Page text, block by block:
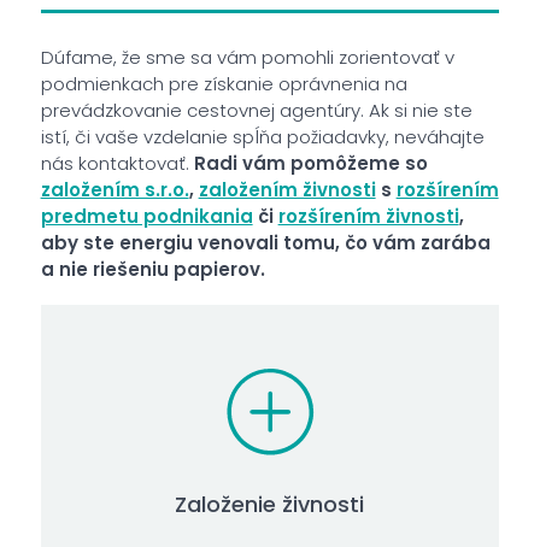
Dúfame, že sme sa vám pomohli zorientovať v
podmienkach pre získanie oprávnenia na
prevádzkovanie cestovnej agentúry. Ak si nie ste
istí, či vaše vzdelanie spĺňa požiadavky, neváhajte
nás kontaktovať. Radi vám pomôžeme so
založením s.r.o., založením živnostis rozšírením
predmetu podnikania či rozšírením živnosti,
aby ste energiu venovali tomu, čo vám zarába
a nie riešeniu papierov.
Založenie živnosti